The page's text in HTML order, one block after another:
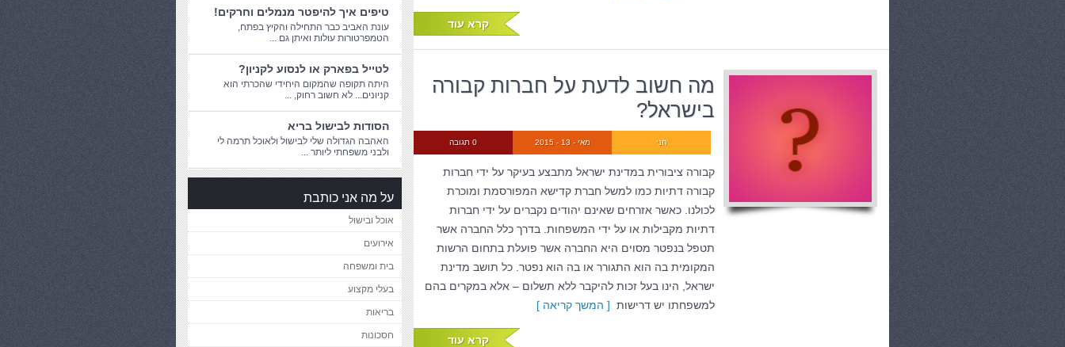
קרא עוד
מה חשוב לדעת על חברות קבורה
בישראל?
0 תגובה מאי - 13 - 2015 חני
קבורה ציבורית במדינת ישראל מתבצע בעיקר על ידי חברות
קבורה דתיות כמו למשל חברת קדישא המפורסמת ומוכרת
לכולנו. כאשר אזרחים שאינם יהודים נקברים על ידי חברות
דתיות מקבילות או על ידי המשפחות. בדרך כלל החברה אשר
תטפל בנפטר מסוים היא החברה אשר פועלת בתחום הרשות
המקומית בה הוא התגורר או בה הוא נפטר. כל תושב מדינת
ישראל, הינו בעל זכות להיקבר ללא תשלום – אלא במקרים בהם
למשפחתו יש דרישות [ המשך קריאה ]
קרא עוד
טיפים איך להיפטר מנמלים וחרקים!
עונת האביב כבר התחילה והקיץ בפתח,
הטמפרטורות עולות ואיתן גם ...
לטייל בפארק או לנסוע לקניון?
היתה תקופה שהמקום היחידי שהכרתי הוא
קניונים... לא חשוב רחוק, ...
הסודות לבישול בריא
האהבה הגדולה שלי לבישול ולאוכל תרמה לי
ולבני משפחתי ליותר ...
על מה אני כותבת
אוכל ובישול
אירועים
בית ומשפחה
בעלי מקצוע
בריאות
חסכונות